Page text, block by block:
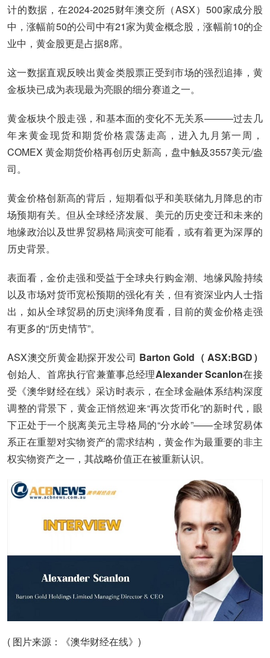
计的数据，在2024-2025财年澳交所（ASX）500家成分股
中，涨幅前50的公司中有21家为黄金概念股，涨幅前10的企
业中，黄金股更是占据8席。
这一数据直观反映出黄金类股票正受到市场的强烈追捧，黄
金板块已成为表现最为亮眼的细分赛道之一。
黄金板块个股走强，和基本面的变化不无关系———过去几
年来黄金现货和期货价格震荡走高，进入九月第一周，
COMEX 黄金期货价格再创历史新高，盘中触及3557美元/盎
司。
黄金价格创新高的背后，短期看似乎和美联储九月降息的市
场预期有关。但从全球经济发展、美元的历史变迁和未来的
地缘政治以及世界贸易格局演变可能看，或有着更为深厚的
历史背景。
表面看，金价走强和受益于全球央行购金潮、地缘风险持续
以及市场对货币宽松预期的强化有关，但有资深业内人士指
出，如从全球贸易的历史演绎角度看，目前的黄金价格走强
有更多的“历史情节”。
ASX澳交所黄金勘探开发公司 Barton Gold（ ASX:BGD）
创始人、首席执行官兼董事总经理Alexander Scanlon在接
受《澳华财经在线》采访时表示，在全球金融体系结构深度
调整的背景下，黄金正悄然迎来“再次货币化”的新时代，眼
下正处于一个脱离美元主导格局的“分水岭”——全球贸易体
系正在重塑对实物资产的需求结构，黄金作为最重要的非主
权实物资产之一，其战略价值正在被重新认识。
( 图片来源：《澳华财经在线》)